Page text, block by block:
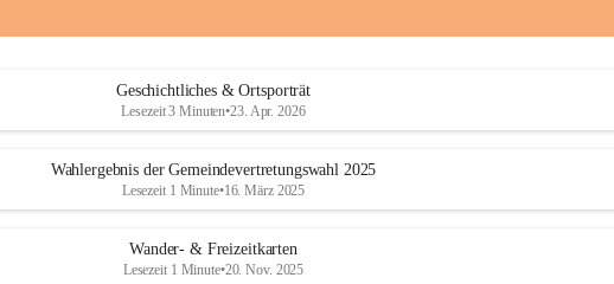
Geschichtliches & Ortsporträt
Lesezeit 3 Minuten•23. Apr. 2026
Wahlergebnis der Gemeindevertretungswahl 2025
Lesezeit 1 Minute•16. März 2025
Wander- & Freizeitkarten
Lesezeit 1 Minute•20. Nov. 2025